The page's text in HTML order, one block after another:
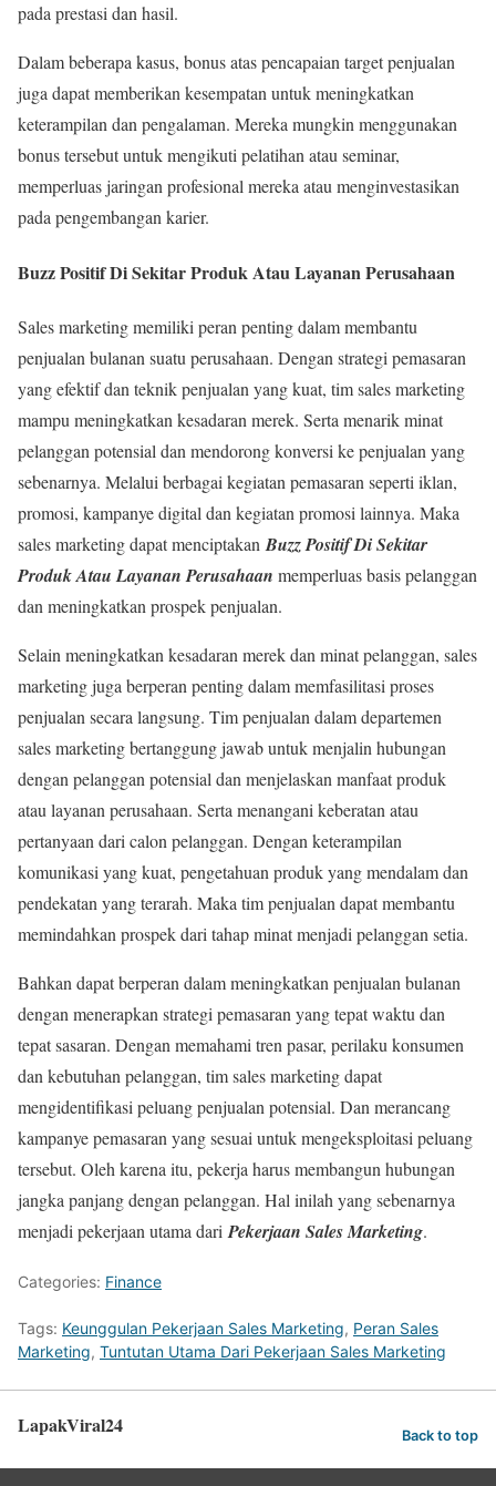
pada prestasi dan hasil.
Dalam beberapa kasus, bonus atas pencapaian target penjualan
juga dapat memberikan kesempatan untuk meningkatkan
keterampilan dan pengalaman. Mereka mungkin menggunakan
bonus tersebut untuk mengikuti pelatihan atau seminar,
memperluas jaringan profesional mereka atau menginvestasikan
pada pengembangan karier.
Buzz Positif Di Sekitar Produk Atau Layanan Perusahaan
Sales marketing memiliki peran penting dalam membantu
penjualan bulanan suatu perusahaan. Dengan strategi pemasaran
yang efektif dan teknik penjualan yang kuat, tim sales marketing
mampu meningkatkan kesadaran merek. Serta menarik minat
pelanggan potensial dan mendorong konversi ke penjualan yang
sebenarnya. Melalui berbagai kegiatan pemasaran seperti iklan,
promosi, kampanye digital dan kegiatan promosi lainnya. Maka
sales marketing dapat menciptakan Buzz Positif Di Sekitar
Produk Atau Layanan Perusahaan memperluas basis pelanggan
dan meningkatkan prospek penjualan.
Selain meningkatkan kesadaran merek dan minat pelanggan, sales
marketing juga berperan penting dalam memfasilitasi proses
penjualan secara langsung. Tim penjualan dalam departemen
sales marketing bertanggung jawab untuk menjalin hubungan
dengan pelanggan potensial dan menjelaskan manfaat produk
atau layanan perusahaan. Serta menangani keberatan atau
pertanyaan dari calon pelanggan. Dengan keterampilan
komunikasi yang kuat, pengetahuan produk yang mendalam dan
pendekatan yang terarah. Maka tim penjualan dapat membantu
memindahkan prospek dari tahap minat menjadi pelanggan setia.
Bahkan dapat berperan dalam meningkatkan penjualan bulanan
dengan menerapkan strategi pemasaran yang tepat waktu dan
tepat sasaran. Dengan memahami tren pasar, perilaku konsumen
dan kebutuhan pelanggan, tim sales marketing dapat
mengidentifikasi peluang penjualan potensial. Dan merancang
kampanye pemasaran yang sesuai untuk mengeksploitasi peluang
tersebut. Oleh karena itu, pekerja harus membangun hubungan
jangka panjang dengan pelanggan. Hal inilah yang sebenarnya
menjadi pekerjaan utama dari Pekerjaan Sales Marketing.
Categories: Finance
Tags: Keunggulan Pekerjaan Sales Marketing, Peran Sales
Marketing, Tuntutan Utama Dari Pekerjaan Sales Marketing
LapakViral24 Back to top